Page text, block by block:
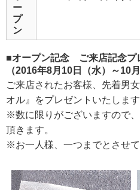
ー
プ
ン
■オープン記念 ご来店記念プ
（2016年8月10日（水）～10
ご来店されたお客様、先着男
オル』をプレゼントいたします
※数に限りがございますので
頂きます。
※お一人様、一つまでとさせて